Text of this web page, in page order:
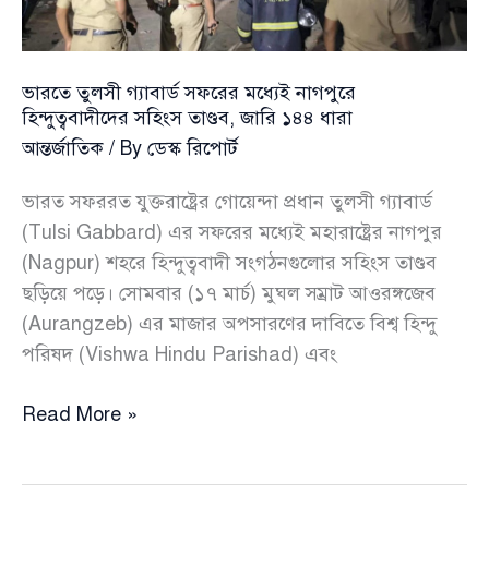
ভারতে তুলসী গ্যাবার্ড সফরের মধ্যেই নাগপুরে
হিন্দুত্ববাদীদের সহিংস তাণ্ডব, জারি ১৪৪ ধারা
আন্তর্জাতিক / By ডেস্ক রিপোর্ট
ভারত সফররত যুক্তরাষ্ট্রের গোয়েন্দা প্রধান তুলসী গ্যাবার্ড
(Tulsi Gabbard) এর সফরের মধ্যেই মহারাষ্ট্রের নাগপুর
(Nagpur) শহরে হিন্দুত্ববাদী সংগঠনগুলোর সহিংস তাণ্ডব
ছড়িয়ে পড়ে। সোমবার (১৭ মার্চ) মুঘল সম্রাট আওরঙ্গজেব
(Aurangzeb) এর মাজার অপসারণের দাবিতে বিশ্ব হিন্দু
পরিষদ (Vishwa Hindu Parishad) এবং
ভারতে
Read More »